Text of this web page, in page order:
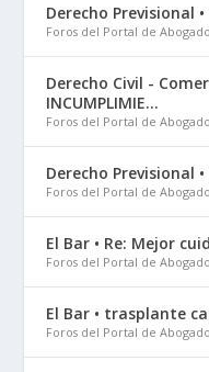
Derecho Previsional •
Foros del Portal de
Derecho Civil -
INCUMPLIMIE...
Foros del Portal de
Derecho Previsional •
Foros del Portal de
El Bar • Re: Mejor
Foros del Portal de
El Bar • trasplante
Foros del Portal de